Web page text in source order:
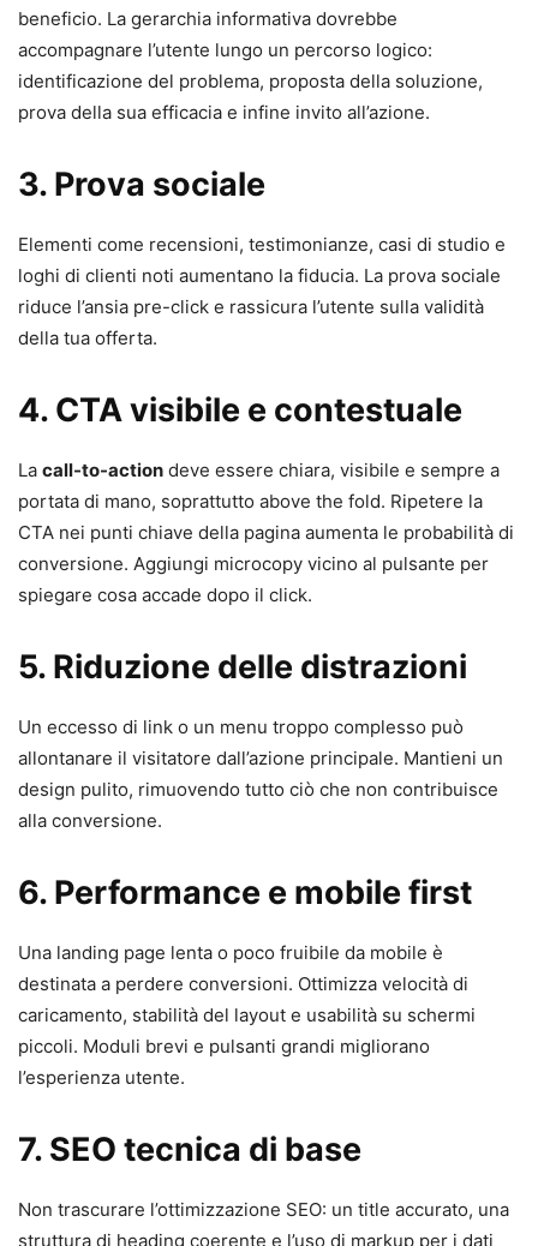
beneficio. La gerarchia informativa dovrebbe
accompagnare l’utente lungo un percorso logico:
identificazione del problema, proposta della soluzione,
prova della sua efficacia e infine invito all’azione.
3. Prova sociale
Elementi come recensioni, testimonianze, casi di studio e
loghi di clienti noti aumentano la fiducia. La prova sociale
riduce l’ansia pre-click e rassicura l’utente sulla validità
della tua offerta.
4. CTA visibile e contestuale
La call-to-action deve essere chiara, visibile e sempre a
portata di mano, soprattutto above the fold. Ripetere la
CTA nei punti chiave della pagina aumenta le probabilità di
conversione. Aggiungi microcopy vicino al pulsante per
spiegare cosa accade dopo il click.
5. Riduzione delle distrazioni
Un eccesso di link o un menu troppo complesso può
allontanare il visitatore dall’azione principale. Mantieni un
design pulito, rimuovendo tutto ciò che non contribuisce
alla conversione.
6. Performance e mobile first
Una landing page lenta o poco fruibile da mobile è
destinata a perdere conversioni. Ottimizza velocità di
caricamento, stabilità del layout e usabilità su schermi
piccoli. Moduli brevi e pulsanti grandi migliorano
l’esperienza utente.
7. SEO tecnica di base
Non trascurare l’ottimizzazione SEO: un title accurato, una
struttura di heading coerente e l’uso di markup per i dati